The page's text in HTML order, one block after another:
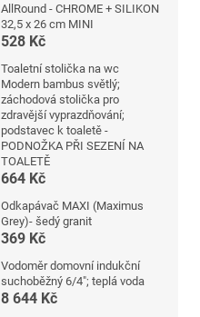
AllRound - CHROME + SILIKON
32,5 x 26 cm MINI
528 Kč
Toaletní stolička na wc
Modern bambus světlý;
záchodová stolička pro
zdravější vyprazdňování;
podstavec k toaletě -
PODNOŽKA PŘI SEZENÍ NA
TOALETĚ
664 Kč
Odkapávač MAXI (Maximus
Grey)- šedý granit
369 Kč
Vodoměr domovní indukční
suchoběžný 6/4"; teplá voda
8 644 Kč